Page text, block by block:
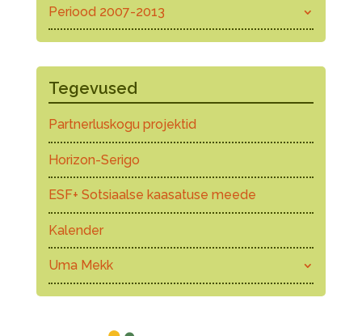
Periood 2007-2013
Tegevused
Partnerluskogu projektid
Horizon-Serigo
ESF+ Sotsiaalse kaasatuse meede
Kalender
Uma Mekk